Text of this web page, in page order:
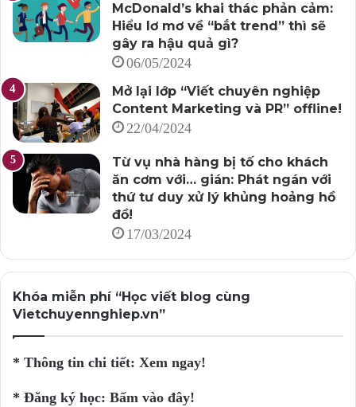
McDonald’s khai thác phản cảm:
Hiểu lơ mơ về “bắt trend” thì sẽ
gây ra hậu quả gì?
06/05/2024
Mở lại lớp “Viết chuyên nghiệp
Content Marketing và PR” offline!
22/04/2024
Từ vụ nhà hàng bị tố cho khách
ăn cơm với… gián: Phát ngán với
thứ tư duy xử lý khủng hoảng hồ
đồ!
17/03/2024
Khóa miễn phí “Học viết blog cùng
Vietchuyennghiep.vn”
* Thông tin chi tiết: Xem ngay!
* Đăng ký học: Bấm vào đây!